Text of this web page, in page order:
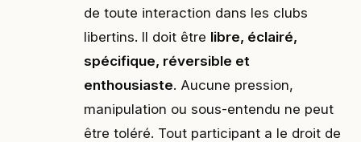
de toute interaction dans les clubs
libertins. Il doit être libre, éclairé,
spécifique, réversible et
enthousiaste. Aucune pression,
manipulation ou sous-entendu ne peut
être toléré. Tout participant a le droit de